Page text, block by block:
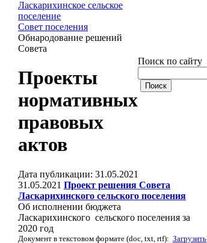
Ласкарихинское сельское
поселение
Совет поселения
Обнародование решений
Совета
Проекты
нормативных
правовых
актов
Поиск по сайту
Дата публикации: 31.05.2021
31.05.2021 Проект решения Совета
Ласкарихинского сельского поселения
Об исполнении бюджета
Ласкарихинского сельского поселения за
2020 год
Документ в текстовом формате (doc, txt, rtf): Загрузить